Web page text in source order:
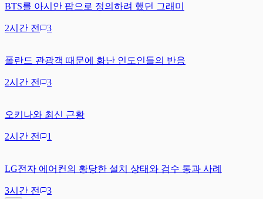
BTS를 아시안 팝으로 정의하려 했던 그래미
2시간 전 3
폴란드 관광객 때문에 화난 인도인들의 반응
2시간 전 3
오키나와 최신 근황
2시간 전 1
LG전자 에어컨의 황당한 설치 상태와 검수 통과 사례
3시간 전
3